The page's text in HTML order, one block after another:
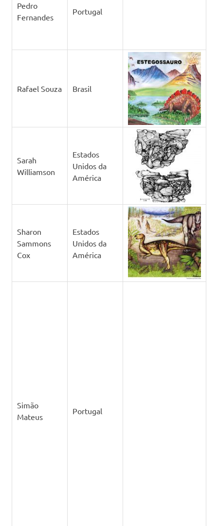
Pedro
Fernandes
Portugal
Rafael Souza Brasil
Sarah
Williamson
Estados
Unidos da
América
Sharon
Sammons
Cox
Estados
Unidos da
América
Simão
Mateus
Portugal